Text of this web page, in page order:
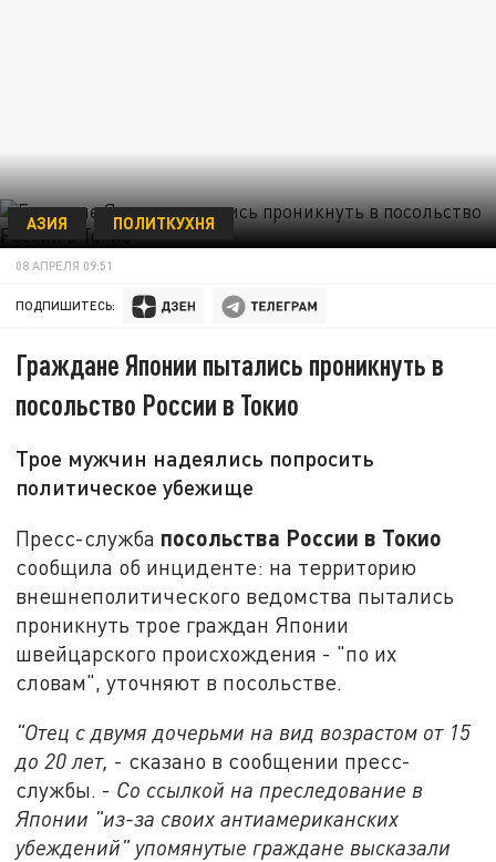
АЗИЯ ПОЛИТКУХНЯ
08 АПРЕЛЯ 09:51
ПОДПИШИТЕСЬ:
Граждане Японии пытались проникнуть в
посольство России в Токио
Трое мужчин надеялись попросить
политическое убежище
Пресс-служба посольства России в Токио
сообщила об инциденте: на территорию
внешнеполитического ведомства пытались
проникнуть трое граждан Японии
швейцарского происхождения - "по их
словам", уточняют в посольстве.
"Отец с двумя дочерьми на вид возрастом от 15
до 20 лет, - сказано в сообщении пресс-
службы. - Со ссылкой на преследование в
Японии "из-за своих антиамериканских
убеждений" упомянутые граждане высказали